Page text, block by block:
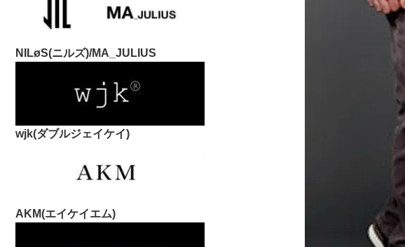
NILøS(ニルズ)/MA_JULIUS
wjk(ダブルジェイケイ)
AKM(エイケイエム)